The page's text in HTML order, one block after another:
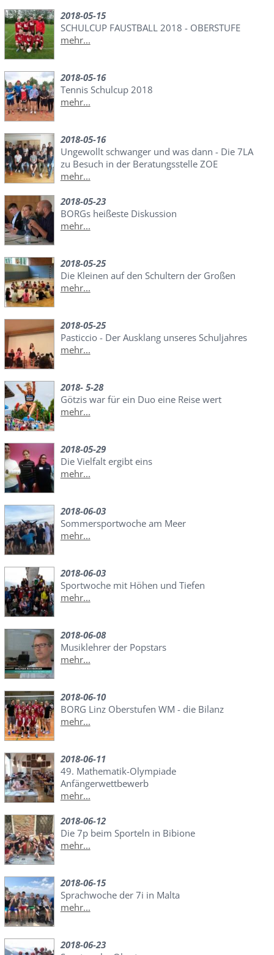
2018-05-15
SCHULCUP FAUSTBALL 2018 - OBERSTUFE
mehr...
2018-05-16
Tennis Schulcup 2018
mehr...
2018-05-16
Ungewollt schwanger und was dann - Die 7LA
zu Besuch in der Beratungsstelle ZOE
mehr...
2018-05-23
BORGs heißeste Diskussion
mehr...
2018-05-25
Die Kleinen auf den Schultern der Großen
mehr...
2018-05-25
Pasticcio - Der Ausklang unseres Schuljahres
mehr...
2018- 5-28
Götzis war für ein Duo eine Reise wert
mehr...
2018-05-29
Die Vielfalt ergibt eins
mehr...
2018-06-03
Sommersportwoche am Meer
mehr...
2018-06-03
Sportwoche mit Höhen und Tiefen
mehr...
2018-06-08
Musiklehrer der Popstars
mehr...
2018-06-10
BORG Linz Oberstufen WM - die Bilanz
mehr...
2018-06-11
49. Mathematik-Olympiade
Anfängerwettbewerb
mehr...
2018-06-12
Die 7p beim Sporteln in Bibione
mehr...
2018-06-15
Sprachwoche der 7i in Malta
mehr...
2018-06-23